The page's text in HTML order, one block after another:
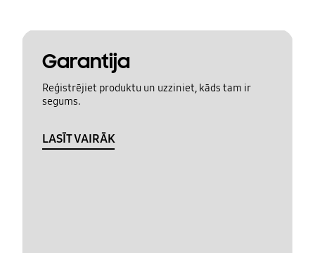
Garantija
Reģistrējiet produktu un uzziniet, kāds tam ir
segums.
LASĪT VAIRĀK